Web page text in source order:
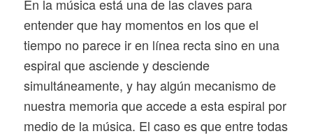
En la música está una de las claves para
entender que hay momentos en los que el
tiempo no parece ir en línea recta sino en una
espiral que asciende y desciende
simultáneamente, y hay algún mecanismo de
nuestra memoria que accede a esta espiral por
medio de la música. El caso es que entre todas